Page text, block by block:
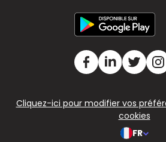
Cliquez-ici pour modifier vos
cookies
FR